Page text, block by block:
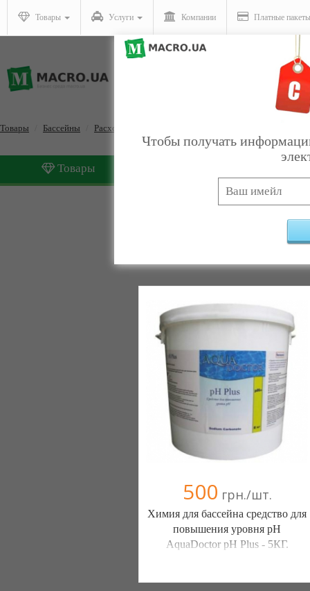
Товары Услуги Компании Платные пакеты
Товары Бассейны Расходные материалы для бассейнов
Товары
Расходные материалы
500 грн./шт.
Химия для бассейна средство для
повышения уровня pH
AquaDoctor pH Plus - 5КГ.
067 9676211
Чтобы получать